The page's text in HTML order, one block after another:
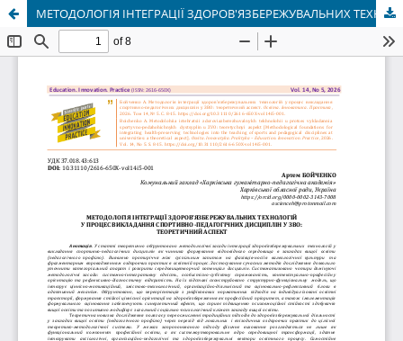
МЕТОДОЛОГІЯ ІНТЕГРАЦІЇ ЗДОРОВ'ЯЗБЕРЕЖУВАЛЬНИХ ТЕХНОЛОГІЙ У ПРОЦЕС ВИКЛАДАННЯ СПОРТИВНО-ПЕДАГОГІЧНИХ ДИСЦИПЛІН У ЗВО: ТЕОРЕТИЧНИЙ АСПЕКТ